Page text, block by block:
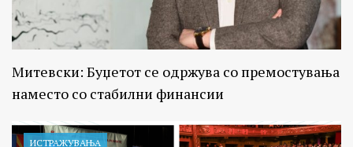
Митевски: Буџетот се одржува со премостувања
наместо со стабилни финансии
ИСТРАЖУВАЊA